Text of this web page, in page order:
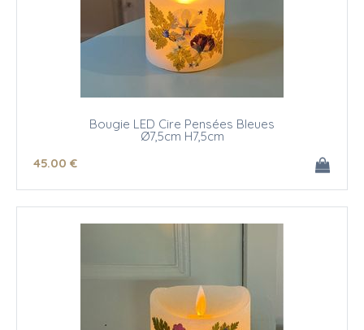
Bougie LED Cire Pensées Bleues
Ø7,5cm H7,5cm
45.00 €